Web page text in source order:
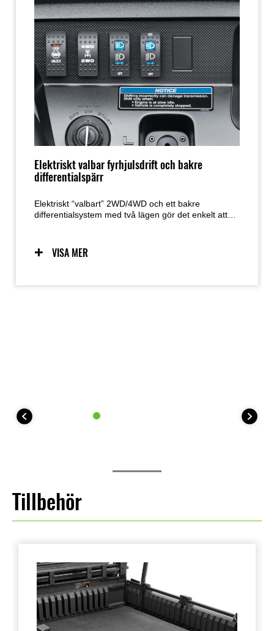
Elektriskt valbar fyrhjulsdrift och bakre
differentialspärr
Elektriskt “valbart” 2WD/4WD och ett bakre
differentialsystem med två lägen gör det enkelt att
VISA MER
Tillbehör